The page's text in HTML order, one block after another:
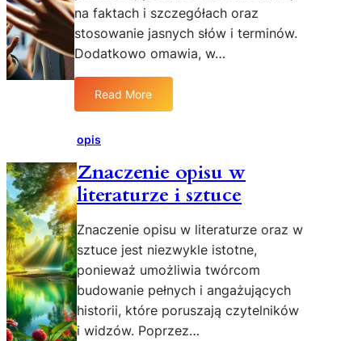
na faktach i szczegółach oraz
stosowanie jasnych słów i terminów.
Dodatkowo omawia, w…
Read More
h
n
i
k
i
s
k
u
t
e
opis
Znaczenie opisu w
literaturze i sztuce
Znaczenie opisu w literaturze oraz w
sztuce jest niezwykle istotne,
ponieważ umożliwia twórcom
budowanie pełnych i angażujących
historii, które poruszają czytelników
i widzów. Poprzez…